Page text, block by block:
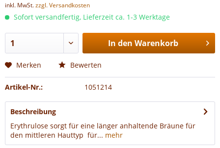
inkl. MwSt.zzgl. Versandkosten
Sofort versandfertig, Lieferzeit ca. 1-3 Werktage
In den Warenkorb
Merken Bewerten
Artikel-Nr.: 1051214
Beschreibung
Erythrulose sorgt für eine länger anhaltende Bräune für
den mittleren Hauttyp für... mehr